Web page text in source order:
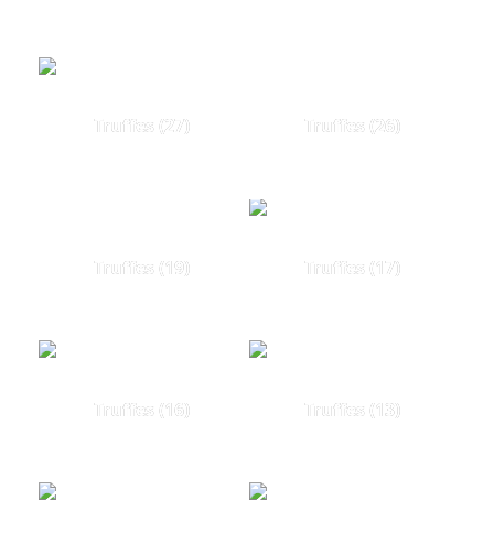
Truffes (27) Truffes (26)
Truffes (19) Truffes (17)
Truffes (16) Truffes (13)